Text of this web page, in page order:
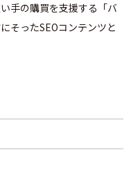
手の購買を支援する「バ
そったSEOコンテンツと